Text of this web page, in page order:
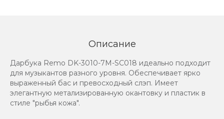
Описание
Дарбука Remo DK-3010-7M-SC018 идеально подходит
для музыкантов разного уровня. Обеспечивает ярко
выраженный бас и превосходный слэп. Имеет
элегантную метализированную окантовку и пластик в
стиле "рыбья кожа".